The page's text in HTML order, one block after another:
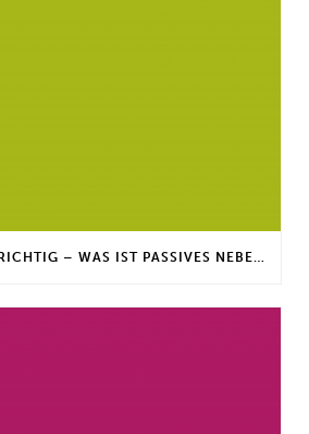
GELD VERDIENEN RICHTIG – WAS IST PASSIVES NEBENEINKOMMEN?